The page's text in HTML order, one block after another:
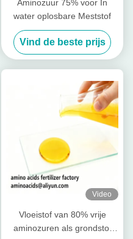
Aminozuur 75% voor In
water oplosbare Meststof
Vind de beste prijs
Video
Vloeistof van 80% vrije
aminozuren als grondstof